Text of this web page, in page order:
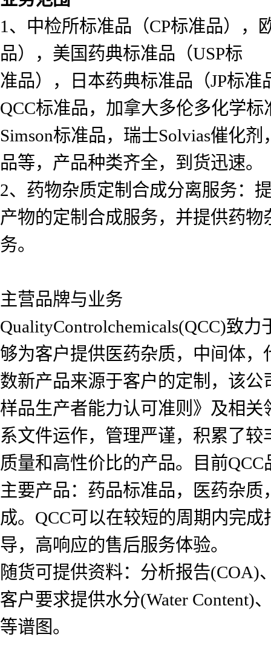
1、中检所标准品（CP标准品），
品），美国药典标准品（USP标
准品），日本药典标准品（JP标
QCC标准品，加拿大多伦多化学
Simson标准品，瑞士Solvias催化
品等，产品种类齐全，到货迅速。
2、药物杂质定制合成分离服务：
产物的定制合成服务，并提供药
务。
主营品牌与业务
QualityControlchemicals(QCC)致
够为客户提供医药杂质，中间体
数新产品来源于客户的定制，该公
样品生产者能力认可准则》及相
系文件运作，管理严谨，积累了
质量和高性价比的产品。目前
主要产品：药品标准品，医药杂
成。QCC可以在较短的周期内完
导，高响应的售后服务体验。
随货可提供资料：分析报告(COA)
客户要求提供水分(Water Content)
等谱图。